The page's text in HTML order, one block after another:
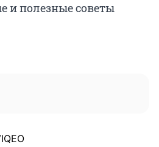
и полезные советы